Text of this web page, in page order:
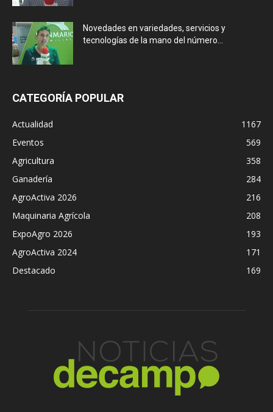
Novedades en variedades, servicios y
tecnologías de la mano del número...
CATEGORÍA POPULAR
Actualidad
1167
Eventos
569
Agricultura
358
Ganadería
284
AgroActiva 2026
216
Maquinaria Agrícola
208
ExpoAgro 2026
193
AgroActiva 2024
171
Destacado
169